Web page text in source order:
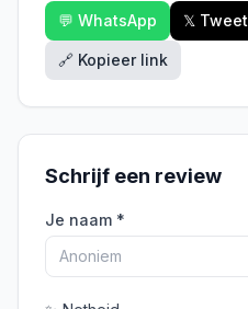
💬 WhatsApp
𝕏 Tweet
🔗 Kopieer link
Schrijf een review
Je naam *